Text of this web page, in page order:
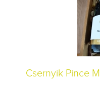
Csernyik Pince